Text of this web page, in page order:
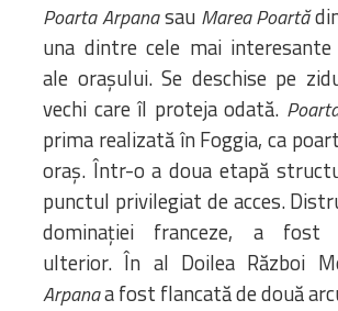
Poarta Arpanasau Marea Poartă
una dintre cele mai
ale orașului. Se deschise pe
vechi care îl proteja odată.
prima realizată în Foggia, ca
oraș. Într-o a doua etapă
punctul privilegiat de acces.
dominației franceze, a fost
ulterior. În al Doilea Război
Arpanaa fost flancată de două